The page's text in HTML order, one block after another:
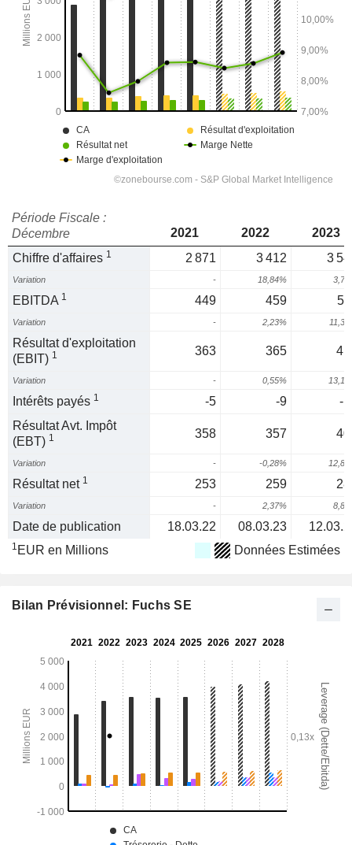
Période Fiscale :
Décembre
2021 2022
2023
Chiffre d'affaires 1 2 871 3 412 3
Variation - 18,84%
EBITDA 1 449 459
Variation - 2,23%
Résultat d'exploitation
(EBIT) 1 363 365
Variation - 0,55%
Intérêts payés 1 -5 -9
-
Résultat Avt. Impôt
(EBT) 1 358 357
Variation - -0,28%
Résultat net 1 253 259
Variation - 2,37%
Date de publication 18.03.22 08.03.23
1 EUR en Millions Données Estimées
Bilan Prévisionnel: Fuchs SE